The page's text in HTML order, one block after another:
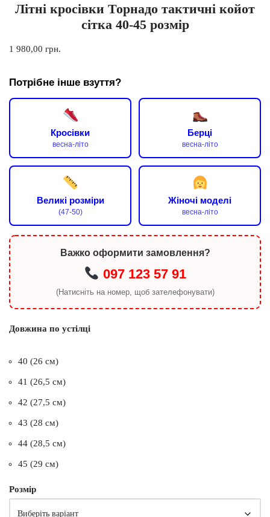
Літні кросівки Торнадо тактичні койот
сітка 40-45 розмір
1 980,00 грн.
Потрібне інше взуття?
Кросівки
весна-літо
Берці
весна-літо
Великі розміри
(47-50)
Жіночі моделі
весна-літо
Важко оформити замовлення?
097 123 57 91
(Натисніть на номер, щоб зателефонувати)
Довжина по устілці
40 (26 см)
41 (26,5 см)
42 (27,5 см)
43 (28 см)
44 (28,5 см)
45 (29 см)
Розмір